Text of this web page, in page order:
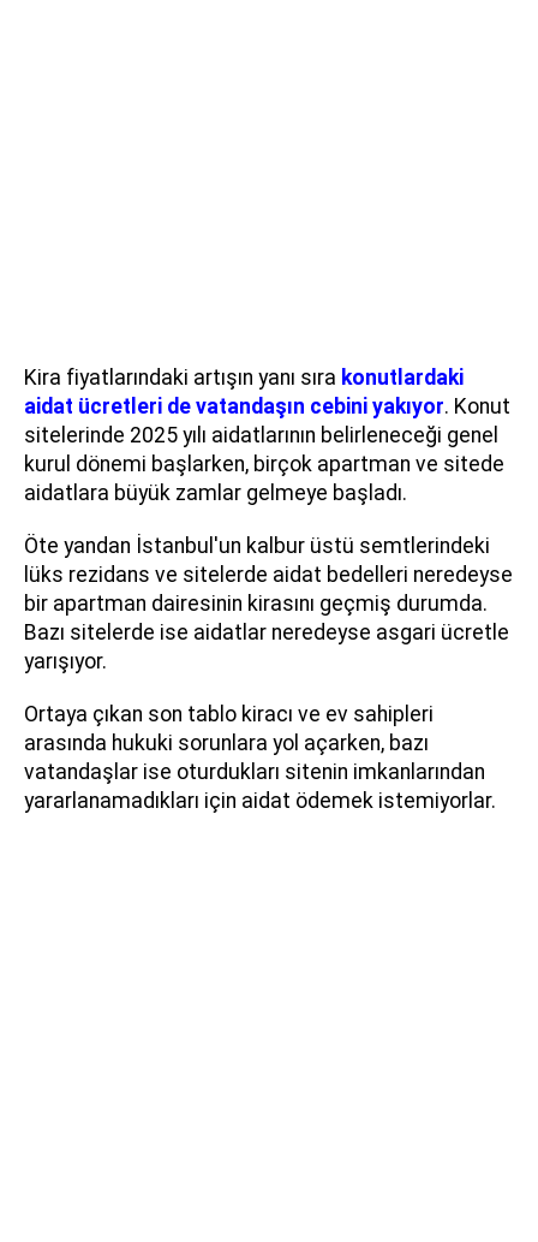
Kira fiyatlarındaki artışın yanı sıra konutlardaki
aidat ücretleri de vatandaşın cebini yakıyor. Konut
sitelerinde 2025 yılı aidatlarının belirleneceği genel
kurul dönemi başlarken, birçok apartman ve sitede
aidatlara büyük zamlar gelmeye başladı.
Öte yandan İstanbul'un kalbur üstü semtlerindeki
lüks rezidans ve sitelerde aidat bedelleri neredeyse
bir apartman dairesinin kirasını geçmiş durumda.
Bazı sitelerde ise aidatlar neredeyse asgari ücretle
yarışıyor.
Ortaya çıkan son tablo kiracı ve ev sahipleri
arasında hukuki sorunlara yol açarken, bazı
vatandaşlar ise oturdukları sitenin imkanlarından
yararlanamadıkları için aidat ödemek istemiyorlar.